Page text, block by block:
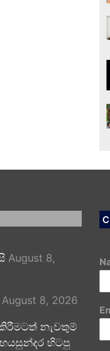
August 8,
August 8, 2026
නැවතුම්
හිටපු